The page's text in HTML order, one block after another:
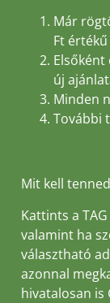
Már
Ft
új
Minden
További
Mit kell
Kattints a
valamint ha
választható
azonnal
hivatalosan is